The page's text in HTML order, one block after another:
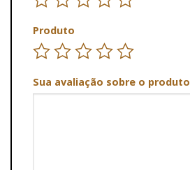
Produto
Sua avaliação sobre o produto